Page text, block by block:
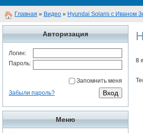
Главная » Видео » Hyundai Solaris с Иваном
Авторизация
Логин:
Пароль:
Запомнить меня
Забыли пароль?
Меню
8